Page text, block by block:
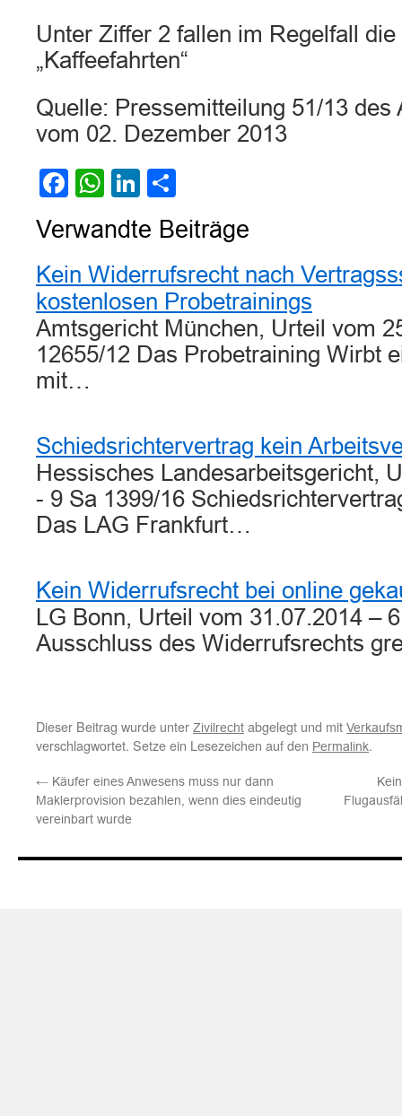
Unter Ziffer 2 fallen im Regelfall
„Kaffeefahrten“
Quelle: Pressemitteilung 51/13 des
vom 02. Dezember 2013
Facebook
WhatsApp
LinkedIn
Verwandte Beiträge
Kein Widerrufsrecht nach
kostenlosen Probetrainings
Amtsgericht München, Urteil vom
12655/12 Das Probetraining Wirbt
mit…
Schiedsrichtervertrag kein
Hessisches Landesarbeitsgericht,
- 9 Sa 1399/16
Das LAG Frankfurt…
Kein Widerrufsrecht bei online
LG Bonn, Urteil vom 31.07.2014 –
Ausschluss des Widerrufsrechts
Dieser Beitrag wurde unter Zivilrecht abgelegt und mit
verschlagwortet. Setze ein Lesezeichen auf den Permalink.
← Käufer eines Anwesens muss nur dann
Maklerprovision bezahlen, wenn dies eindeutig
vereinbart wurde